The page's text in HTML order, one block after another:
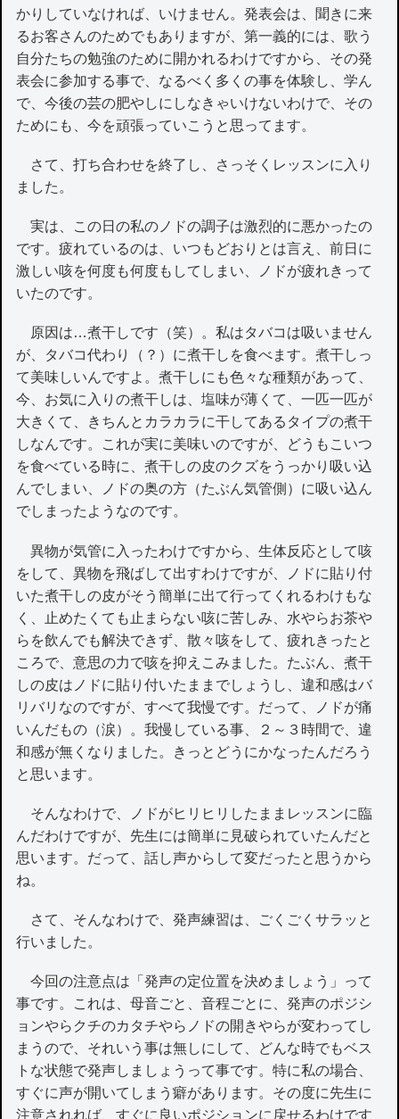
かりしていなければ、いけません。発表会は、聞きに来
るお客さんのためでもありますが、第一義的には、歌う
自分たちの勉強のために開かれるわけですから、その発
表会に参加する事で、なるべく多くの事を体験し、学ん
で、今後の芸の肥やしにしなきゃいけないわけで、その
ためにも、今を頑張っていこうと思ってます。
さて、打ち合わせを終了し、さっそくレッスンに入り
ました。
実は、この日の私のノドの調子は激烈的に悪かったの
です。疲れているのは、いつもどおりとは言え、前日に
激しい咳を何度も何度もしてしまい、ノドが疲れきって
いたのです。
原因は…煮干しです（笑）。私はタバコは吸いません
が、タバコ代わり（？）に煮干しを食べます。煮干しっ
て美味しいんですよ。煮干しにも色々な種類があって、
今、お気に入りの煮干しは、塩味が薄くて、一匹一匹が
大きくて、きちんとカラカラに干してあるタイプの煮干
しなんです。これが実に美味いのですが、どうもこいつ
を食べている時に、煮干しの皮のクズをうっかり吸い込
んでしまい、ノドの奥の方（たぶん気管側）に吸い込ん
でしまったようなのです。
異物が気管に入ったわけですから、生体反応として咳
をして、異物を飛ばして出すわけですが、ノドに貼り付
いた煮干しの皮がそう簡単に出て行ってくれるわけもな
く、止めたくても止まらない咳に苦しみ、水やらお茶や
らを飲んでも解決できず、散々咳をして、疲れきったと
ころで、意思の力で咳を抑えこみました。たぶん、煮干
しの皮はノドに貼り付いたままでしょうし、違和感はバ
リバリなのですが、すべて我慢です。だって、ノドが痛
いんだもの（涙）。我慢している事、２～３時間で、違
和感が無くなりました。きっとどうにかなったんだろう
と思います。
そんなわけで、ノドがヒリヒリしたままレッスンに臨
んだわけですが、先生には簡単に見破られていたんだと
思います。だって、話し声からして変だったと思うから
ね。
さて、そんなわけで、発声練習は、ごくごくサラッと
行いました。
今回の注意点は「発声の定位置を決めましょう」って
事です。これは、母音ごと、音程ごとに、発声のポジシ
ョンやらクチのカタチやらノドの開きやらが変わってし
まうので、それいう事は無しにして、どんな時でもベス
トな状態で発声しましょうって事です。特に私の場合、
すぐに声が開いてしまう癖があります。その度に先生に
注意されれば、すぐに良いポジションに戻せるわけです